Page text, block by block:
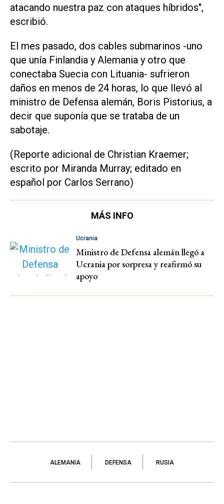
atacando nuestra paz con ataques híbridos",
escribió.
El mes pasado, dos cables submarinos -uno
que unía Finlandia y Alemania y otro que
conectaba Suecia con Lituania- sufrieron
daños en menos de 24 horas, lo que llevó al
ministro de Defensa alemán, Boris Pistorius, a
decir que suponía que se trataba de un
sabotaje.
(Reporte adicional de Christian Kraemer;
escrito por Miranda Murray; editado en
español por Carlos Serrano)
MÁS INFO
Ucrania
Ministro de Defensa alemán llegó a
Ucrania por sorpresa y reafirmó su
apoyo
ALEMANIA DEFENSA RUSIA